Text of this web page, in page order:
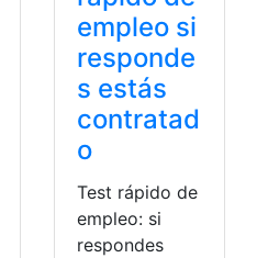
empleo si
responde
s estás
contratad
o
Test rápido de
empleo: si
respondes